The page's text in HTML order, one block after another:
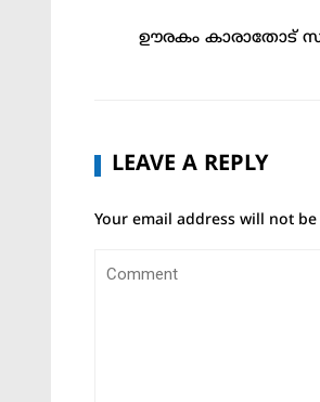
ഊരകം കാരാതോട്
LEAVE A REPLY
Your email address will not